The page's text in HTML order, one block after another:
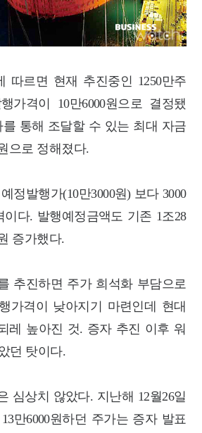
따르면 현재 추진중인 1250만주
가격이 10만6000원으로 결정됐
통해 조달할 수 있는 최대 자금
으로 정해졌다.
정발행가(10만3000원) 보다 3000
이다. 발행예정금액도 기존 1조28
증가했다.
추진하면 주가 희석화 부담으로
가격이 낮아지기 마련인데 현대
레 높아진 것. 증자 추진 이후 워
던 탓이다.
심상치 않았다. 지난해 12월26일
만6000원하던 주가는 증자 발표